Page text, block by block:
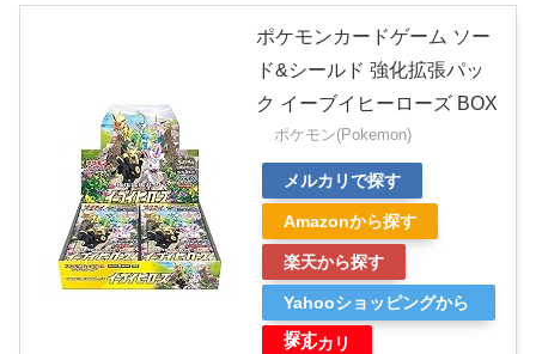
ポケモンカードゲーム ソー
ド&シールド 強化拡張パッ
ク イーブイヒーローズ BOX
ポケモン(Pokemon)
メルカリで探す
Amazonから探す
楽天から探す
Yahooショッピングから
探す
メルカリ